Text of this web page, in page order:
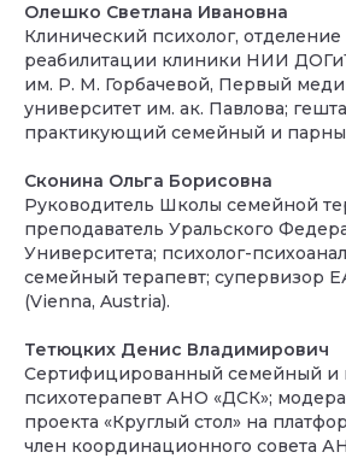
Олешко Светлана Ивановна
Клинический психолог,
реабилитации клиники НИИ
им. Р. М. Горбачевой, Первый
университет им. ак. Павлова;
практикующий семейный и
Сконина Ольга Борисовна
Руководитель Школы семейной
преподаватель Уральского
Университета; психолог-
семейный терапевт; супервизор
(Vienna, Austria).
Тетюцких Денис Владимирович
Сертифицированный семейный и
психотерапевт АНО «ДСК»;
проекта «Круглый стол» на
член координационного совета